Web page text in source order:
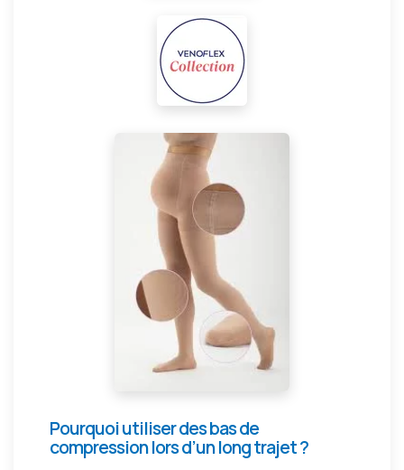
Pourquoi utiliser des bas de
compression lors d’un long trajet ?